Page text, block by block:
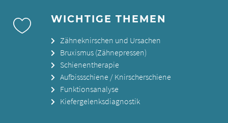
WICHTIGE THEMEN
Zähneknirschen und Ursachen
Bruxismus (Zähnepressen)
Schienentherapie
Aufbissschiene / Knirscherschiene
Funktionsanalyse
Kiefergelenksdiagnostik